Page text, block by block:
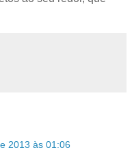
2013 às 01:06